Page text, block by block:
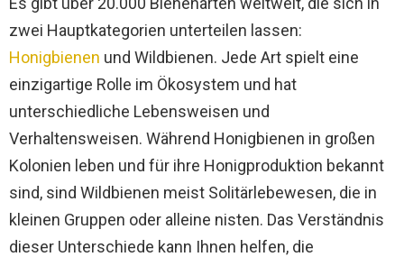
zwei Hauptkategorien unterteilen lassen:
Honigbienen und Wildbienen. Jede Art spielt eine
einzigartige Rolle im Ökosystem und hat
unterschiedliche Lebensweisen und
Verhaltensweisen. Während Honigbienen in großen
Kolonien leben und für ihre Honigproduktion bekannt
sind, sind Wildbienen meist Solitärlebewesen, die in
kleinen Gruppen oder alleine nisten. Das Verständnis
dieser Unterschiede kann Ihnen helfen, die